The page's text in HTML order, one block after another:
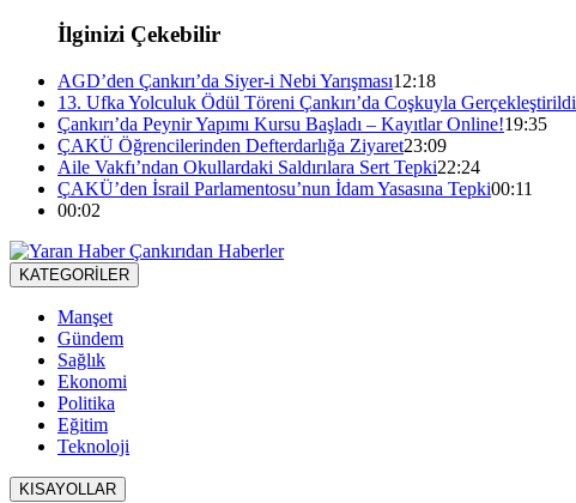
İlginizi Çekebilir
AGD’den Çankırı’da Siyer-i Nebi Yarışması12:18
13. Ufka Yolculuk Ödül Töreni Çankırı’da Coşkuyla Gerçekleştirildi
Çankırı’da Peynir Yapımı Kursu Başladı – Kayıtlar Online!19:35
ÇAKÜ Öğrencilerinden Defterdarlığa Ziyaret23:09
Aile Vakfı’ndan Okullardaki Saldırılara Sert Tepki22:24
ÇAKÜ’den İsrail Parlamentosu’nun İdam Yasasına Tepki00:11
00:02
KATEGORİLER
Manşet
Gündem
Sağlık
Ekonomi
Politika
Eğitim
Teknoloji
KISAYOLLAR